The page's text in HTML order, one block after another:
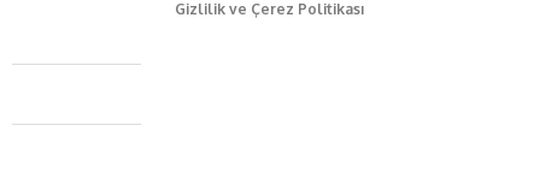
Gizlilik ve Çerez Politikası
Caferağa Mah. Dr. Şakir Paşa Sok. No3/A Kadıköy İstanbul
+90 543 345 46 00